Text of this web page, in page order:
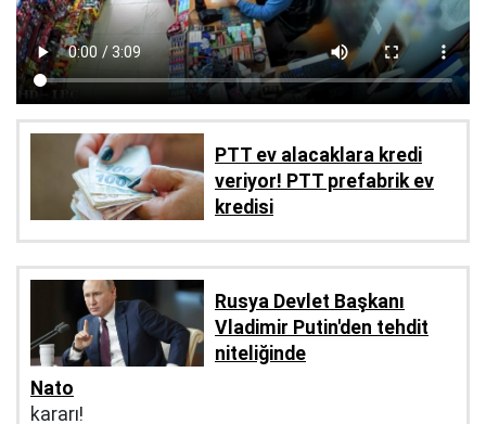
PTT ev alacaklara kredi
veriyor! PTT prefabrik ev
kredisi
Rusya Devlet Başkanı
Vladimir Putin'den tehdit
niteliğinde
Nato
kararı!